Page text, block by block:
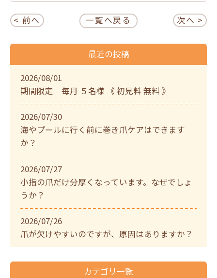
< 前へ 一覧へ戻る 次へ >
最近の投稿
2026/08/01
期間限定 毎月 ５名様 《 初見料 無料 》
2026/07/30
海やプールに行く前に巻き爪ケアはできます
か？
2026/07/27
小指の爪だけ分厚くなっています。なぜでしょ
うか？
2026/07/26
爪が欠けやすいのですが、原因はありますか？
カテゴリ一覧